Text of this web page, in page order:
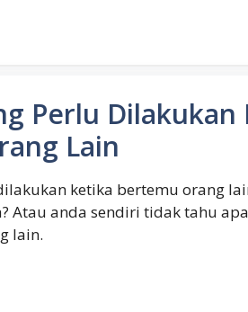
Perlu Dilakukan
Lain
ketika bertemu orang
Atau anda sendiri tidak tahu
lain.